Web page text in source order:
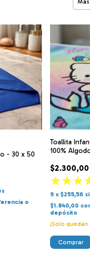
- 30 x 50
o
Toallita
100%
$2.300,00
9 x $255,56
$1.840,00
depósito
¡Solo quedan
Comprar